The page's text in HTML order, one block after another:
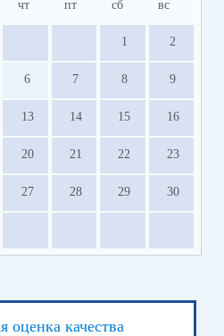
чт пт сб вс
1 2
6 7 8 9
13 14 15 16
20 21 22 23
27 28 29 30
оценка качества